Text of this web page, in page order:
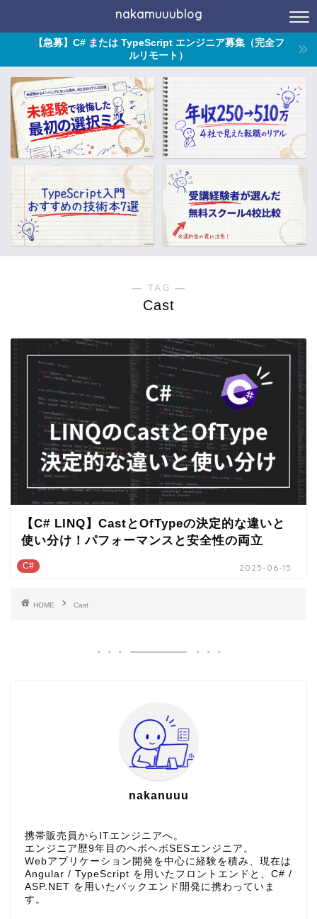
nakamuuublog
【急募】C# または TypeScript エンジニア募集（完全フ
ルリモート）
― TAG ―
Cast
C#
【C# LINQ】CastとOfTypeの決定的な違いと
使い分け！パフォーマンスと安全性の両立
2025-06-15
HOME Cast
nakanuuu
携帯販売員からITエンジニアへ。
エンジニア歴9年目のヘボヘボSESエンジニア。
Webアプリケーション開発を中心に経験を積み、現在は
Angular / TypeScript を用いたフロントエンドと、C# /
ASP.NET を用いたバックエンド開発に携わっていま
す。